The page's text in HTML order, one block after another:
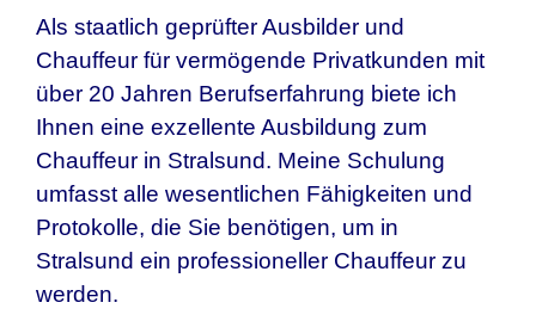
Als staatlich geprüfter Ausbilder und
Chauffeur für vermögende Privatkunden mit
über 20 Jahren Berufserfahrung biete ich
Ihnen eine exzellente Ausbildung zum
Chauffeur in Stralsund. Meine Schulung
umfasst alle wesentlichen Fähigkeiten und
Protokolle, die Sie benötigen, um in
Stralsund ein professioneller Chauffeur zu
werden.